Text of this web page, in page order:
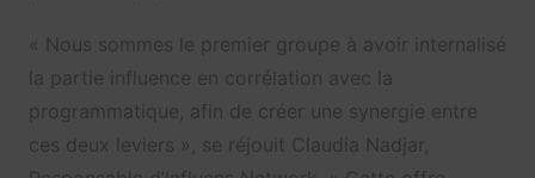
« Nous sommes le premier groupe à avoir internalisé
la partie influence en corrélation avec la
programmatique, afin de créer une synergie entre
ces deux leviers », se réjouit Claudia Nadjar,